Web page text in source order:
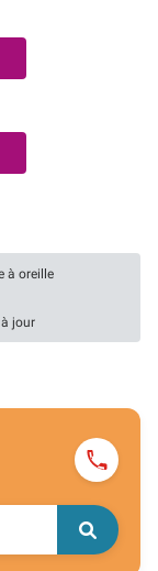
à oreille
jour